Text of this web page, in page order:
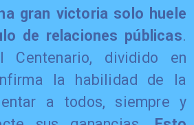
gran victoria solo huele
de relaciones públicas.
Centenario, dividido en
la habilidad de la
a todos, siempre y